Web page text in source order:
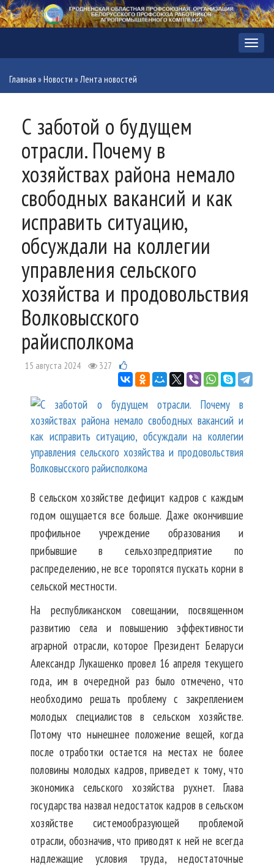
Меню
Главная »Новости »Лента новостей
С заботой о будущем
отрасли. Почему в
хозяйствах района немало
свободных вакансий и как
исправить ситуацию,
обсуждали на коллегии
управления сельского
хозяйства и продовольствия
Волковысского
райисполкома
15 августа 2024 327
В сельском хозяйстве дефицит кадров с каждым
годом ощущается все больше. Даже окончившие
профильное учреждение образования и
прибывшие в сельхозпредприятие по
распределению, не все торопятся пускать корни в
сельской местности.
На республиканском совещании, посвященном
развитию села и повышению эффективности
аграрной отрасли, которое Президент Беларуси
Александр Лукашенко провел 16 апреля текущего
года, им в очередной раз было отмечено, что
необходимо решать проблему с закреплением
молодых специалистов в сельском хозяйстве.
Потому что нынешнее положение вещей, когда
после отработки остается на местах не более
половины молодых кадров, приведет к тому, что
экономика сельского хозяйства рухнет. Глава
государства назвал недостаток кадров в сельском
хозяйстве системообразующей проблемой
отрасли, обозначив, что приводят к ней не всегда
надлежащие условия труда, недостаточные